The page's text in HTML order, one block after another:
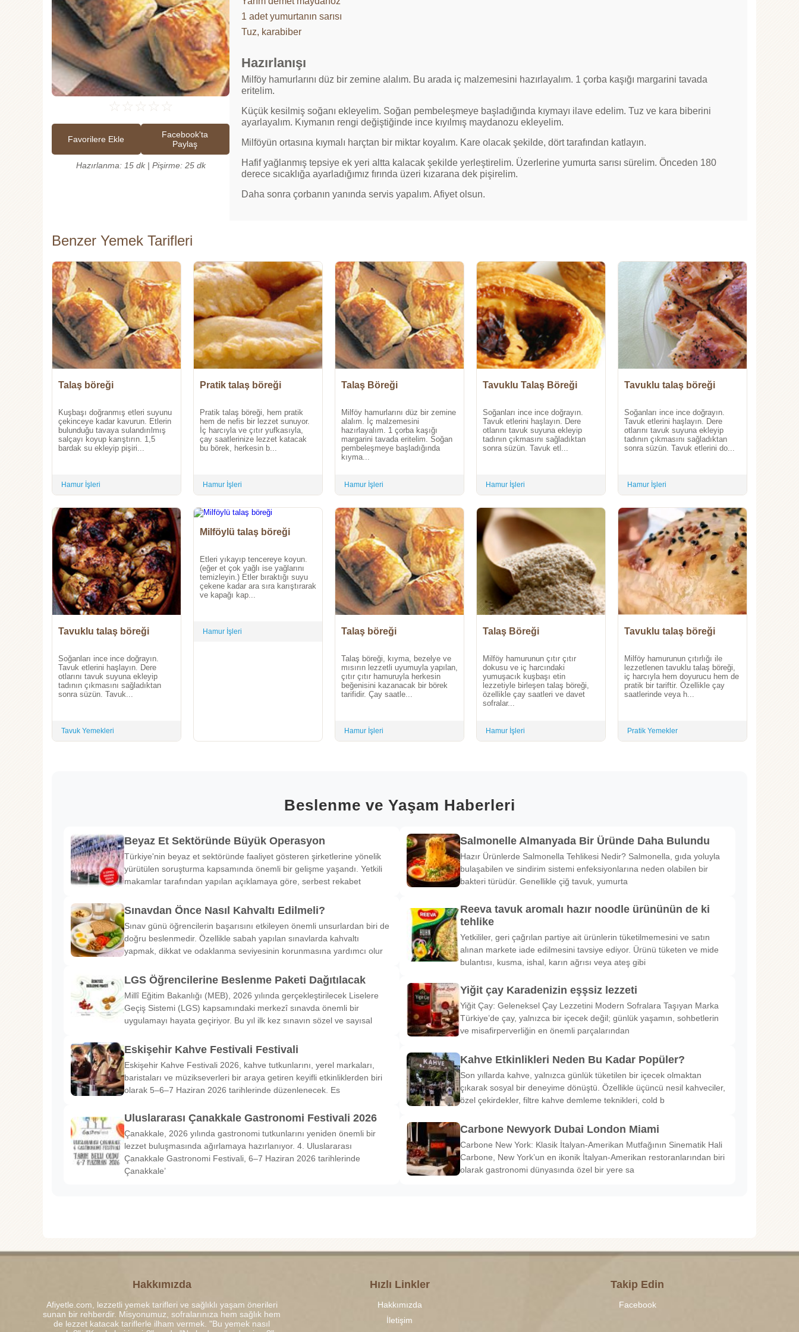
☆ ☆ ☆ ☆ ☆
Favorilere Ekle
Facebook'ta
Paylaş
Hazırlanma: 15 dk | Pişirme: 25 dk
1 adet yumurtanın sarısı
Tuz, karabiber
Hazırlanışı
Milföy hamurlarını düz bir zemine alalım. Bu arada iç malzemesini hazırlayalım. 1 çorba kaşığı margarini tavada
eritelim.
Küçük kesilmiş soğanı ekleyelim. Soğan pembeleşmeye başladığında kıymayı ilave edelim. Tuz ve kara biberini
ayarlayalım. Kıymanın rengi değiştiğinde ince kıyılmış maydanozu ekleyelim.
Milföyün ortasına kıymalı harçtan bir miktar koyalım. Kare olacak şekilde, dört tarafından katlayın.
Hafif yağlanmış tepsiye ek yeri altta kalacak şekilde yerleştirelim. Üzerlerine yumurta sarısı sürelim. Önceden 180
derece sıcaklığa ayarladığımız fırında üzeri kızarana dek pişirelim.
Daha sonra çorbanın yanında servis yapalım. Afiyet olsun.
Benzer Yemek Tarifleri
Talaş böreği
Kuşbaşı doğranmış etleri suyunu
çekinceye kadar kavurun. Etlerin
bulunduğu tavaya sulandırılmış
salçayı koyup karıştırın. 1,5
bardak su ekleyip pişiri...
Hamur İşleri
Pratik talaş böreği
Pratik talaş böreği, hem pratik
hem de nefis bir lezzet sunuyor.
İç harcıyla ve çıtır yufkasıyla,
çay saatlerinize lezzet katacak
bu börek, herkesin b...
Hamur İşleri
Talaş Böreği
Milföy hamurlarını düz bir zemine
alalım. İç malzemesini
hazırlayalım. 1 çorba kaşığı
margarini tavada eritelim. Soğan
pembeleşmeye başladığında
kıyma...
Hamur İşleri
Tavuklu Talaş Böreği
Soğanları ince ince doğrayın.
Tavuk etlerini haşlayın. Dere
otlarını tavuk suyuna ekleyip
tadının çıkmasını sağladıktan
sonra süzün. Tavuk etl...
Hamur İşleri
Tavuklu talaş böreği
Soğanları ince ince doğrayın.
Tavuk etlerini haşlayın. Dere
otlarını tavuk suyuna ekleyip
tadının çıkmasını sağladıktan
sonra süzün. Tavuk etlerini do...
Hamur İşleri
Tavuklu talaş böreği
Soğanları ince ince doğrayın.
Tavuk etlerini haşlayın. Dere
otlarını tavuk suyuna ekleyip
tadının çıkmasını sağladıktan
sonra süzün. Tavuk...
Tavuk Yemekleri
Milföylü talaş böreği
Etleri yıkayıp tencereye koyun.
(eğer et çok yağlı ise yağlarını
temizleyin.) Etler bıraktığı suyu
çekene kadar ara sıra karıştırarak
ve kapağı kap...
Hamur İşleri Talaş böreği
Talaş böreği, kıyma, bezelye ve
mısırın lezzetli uyumuyla yapılan,
çıtır çıtır hamuruyla herkesin
beğenisini kazanacak bir börek
tarifidir. Çay saatle...
Hamur İşleri
Talaş Böreği
Milföy hamurunun çıtır çıtır
dokusu ve iç harcındaki
yumuşacık kuşbaşı etin
lezzetiyle birleşen talaş böreği,
özellikle çay saatleri ve davet
sofralar...
Hamur İşleri
Tavuklu talaş böreği
Milföy hamurunun çıtırlığı ile
lezzetlenen tavuklu talaş böreği,
iç harcıyla hem doyurucu hem de
pratik bir tariftir. Özellikle çay
saatlerinde veya h...
Pratik Yemekler
Beslenme ve Yaşam Haberleri
Beyaz Et Sektöründe Büyük Operasyon
Türkiye'nin beyaz et sektöründe faaliyet gösteren şirketlerine yönelik
yürütülen soruşturma kapsamında önemli bir gelişme yaşandı. Yetkili
makamlar tarafından yapılan açıklamaya göre, serbest rekabet
Sınavdan Önce Nasıl Kahvaltı Edilmeli?
Sınav günü öğrencilerin başarısını etkileyen önemli unsurlardan biri de
doğru beslenmedir. Özellikle sabah yapılan sınavlarda kahvaltı
yapmak, dikkat ve odaklanma seviyesinin korunmasına yardımcı olur
LGS Öğrencilerine Beslenme Paketi Dağıtılacak
Millî Eğitim Bakanlığı (MEB), 2026 yılında gerçekleştirilecek Liselere
Geçiş Sistemi (LGS) kapsamındaki merkezî sınavda önemli bir
uygulamayı hayata geçiriyor. Bu yıl ilk kez sınavın sözel ve sayısal
Eskişehir Kahve Festivali Festivali
Eskişehir Kahve Festivali 2026, kahve tutkunlarını, yerel markaları,
baristaları ve müzikseverleri bir araya getiren keyifli etkinliklerden biri
olarak 5–6–7 Haziran 2026 tarihlerinde düzenlenecek. Es
Uluslararası Çanakkale Gastronomi Festivali 2026
Çanakkale, 2026 yılında gastronomi tutkunlarını yeniden önemli bir
lezzet buluşmasında ağırlamaya hazırlanıyor. 4. Uluslararası
Çanakkale Gastronomi Festivali, 6–7 Haziran 2026 tarihlerinde
Çanakkale’
Salmonelle Almanyada Bir Üründe Daha Bulundu
Hazır Ürünlerde Salmonella Tehlikesi Nedir? Salmonella, gıda yoluyla
bulaşabilen ve sindirim sistemi enfeksiyonlarına neden olabilen bir
bakteri türüdür. Genellikle çiğ tavuk, yumurta
Reeva tavuk aromalı hazır noodle ürününün de ki
tehlike
Yetkililer, geri çağrılan partiye ait ürünlerin tüketilmemesini ve satın
alınan markete iade edilmesini tavsiye ediyor. Ürünü tüketen ve mide
bulantısı, kusma, ishal, karın ağrısı veya ateş gibi
Yiğit çay Karadenizin eşşsiz lezzeti
Yiğit Çay: Geleneksel Çay Lezzetini Modern Sofralara Taşıyan Marka
Türkiye’de çay, yalnızca bir içecek değil; günlük yaşamın, sohbetlerin
ve misafirperverliğin en önemli parçalarından
Kahve Etkinlikleri Neden Bu Kadar Popüler?
Son yıllarda kahve, yalnızca günlük tüketilen bir içecek olmaktan
çıkarak sosyal bir deneyime dönüştü. Özellikle üçüncü nesil kahveciler,
özel çekirdekler, filtre kahve demleme teknikleri, cold b
Carbone Newyork Dubai London Miami
Carbone New York: Klasik İtalyan-Amerikan Mutfağının Sinematik Hali
Carbone, New York’un en ikonik İtalyan-Amerikan restoranlarından biri
olarak gastronomi dünyasında özel bir yere sa
Hakkımızda
Afiyetle.com, lezzetli yemek tarifleri ve sağlıklı yaşam önerileri
sunan bir rehberdir. Misyonumuz, sofralarınıza hem sağlık hem
de lezzet katacak tariflerle ilham vermek. "Bu yemek nasıl
Hızlı Linkler
Hakkımızda
İletişim
Takip Edin
Facebook